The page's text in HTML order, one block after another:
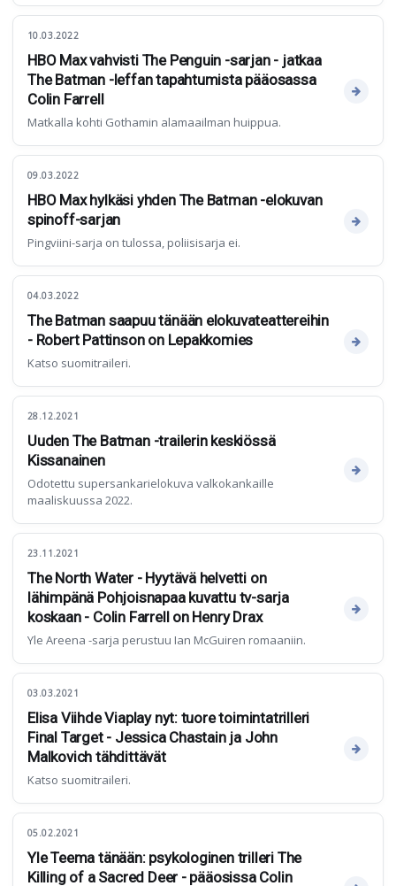
10.03.2022
HBO Max vahvisti The Penguin -sarjan - jatkaa
The Batman -leffan tapahtumista pääosassa
Colin Farrell
Matkalla kohti Gothamin alamaailman huippua.
09.03.2022
HBO Max hylkäsi yhden The Batman -elokuvan
spinoff-sarjan
Pingviini-sarja on tulossa, poliisisarja ei.
04.03.2022
The Batman saapuu tänään elokuvateattereihin
- Robert Pattinson on Lepakkomies
Katso suomitraileri.
28.12.2021
Uuden The Batman -trailerin keskiössä
Kissanainen
Odotettu supersankarielokuva valkokankaille
maaliskuussa 2022.
23.11.2021
The North Water - Hyytävä helvetti on
lähimpänä Pohjoisnapaa kuvattu tv-sarja
koskaan - Colin Farrell on Henry Drax
Yle Areena -sarja perustuu Ian McGuiren romaaniin.
03.03.2021
Elisa Viihde Viaplay nyt: tuore toimintatrilleri
Final Target - Jessica Chastain ja John
Malkovich tähdittävät
Katso suomitraileri.
05.02.2021
Yle Teema tänään: psykologinen trilleri The
Killing of a Sacred Deer - pääosissa Colin